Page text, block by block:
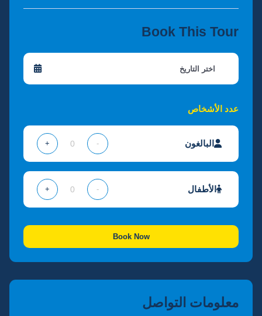
Book This Tour
عدد الأشخاص
البالغون -
+
الأطفال -
+
Book Now
معلومات التواصل